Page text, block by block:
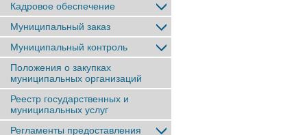
Кадровое обеспечение
Муниципальный заказ
Муниципальный контроль
Положения о закупках
муниципальных организаций
Реестр государственных и
муниципальных услуг
Регламенты предоставления